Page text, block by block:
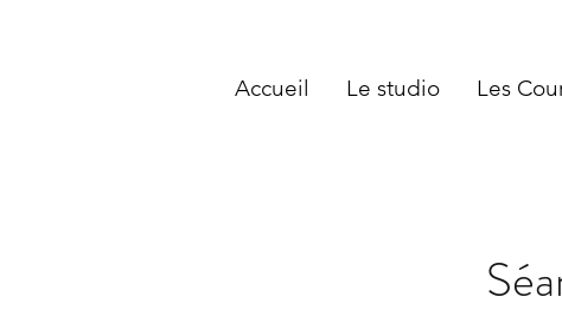
Accueil Le studio Les